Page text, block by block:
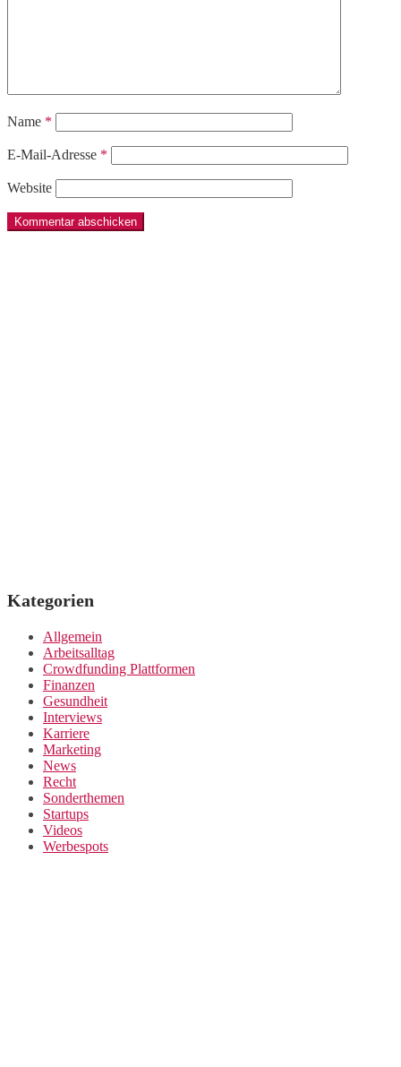
Name *
E-Mail-Adresse *
Website
Kategorien
Allgemein
Arbeitsalltag
Crowdfunding Plattformen
Finanzen
Gesundheit
Interviews
Karriere
Marketing
News
Recht
Sonderthemen
Startups
Videos
Werbespots